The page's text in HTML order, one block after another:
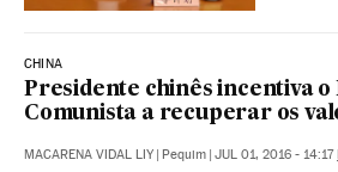
CHINA
Presidente chinês incentiva o
Comunista a recuperar os
MACARENA VIDAL LIY Pequim JUL 01, 2016 - 14:17